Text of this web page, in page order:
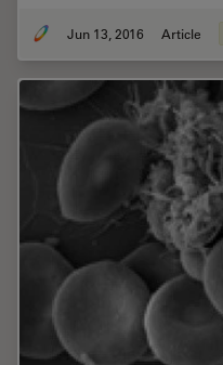
Jun 13, 2016 Article